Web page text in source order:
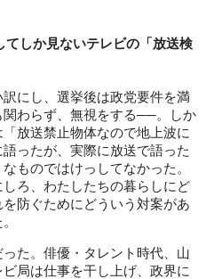
てしか見ないテレビの「放送検
にし、選挙後は政党要件を満
わらず、無視をする──。しか
放送禁止物体なので地上波に
ったが、実際に放送で語った
ものではけっしてなかった。
ろ、わたしたちの暮らしにど
防ぐためにどういう対案があ
た。俳優・タレント時代、山
局は仕事を干し上げ、政界に